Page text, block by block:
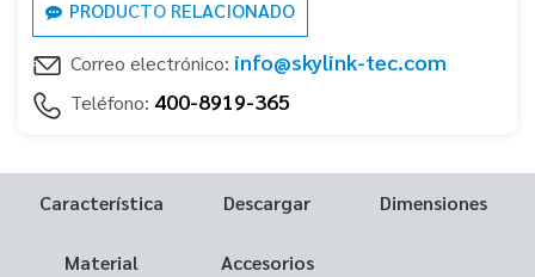
PRODUCTO RELACIONADO
Correo electrónico: info@skylink-tec.com
Teléfono: 400-8919-365
Característica Descargar Dimensiones
Material Accesorios